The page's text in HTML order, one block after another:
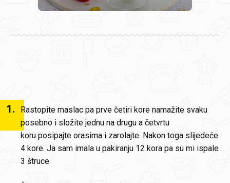
1.
Rastopite maslac pa prve četiri kore namažite svaku
posebno i složite jednu na drugu a četvrtu
koru posipajte orasima i zarolajte. Nakon toga slijedeće
4 kore. Ja sam imala u pakiranju 12 kora pa su mi ispale
3 štruce.